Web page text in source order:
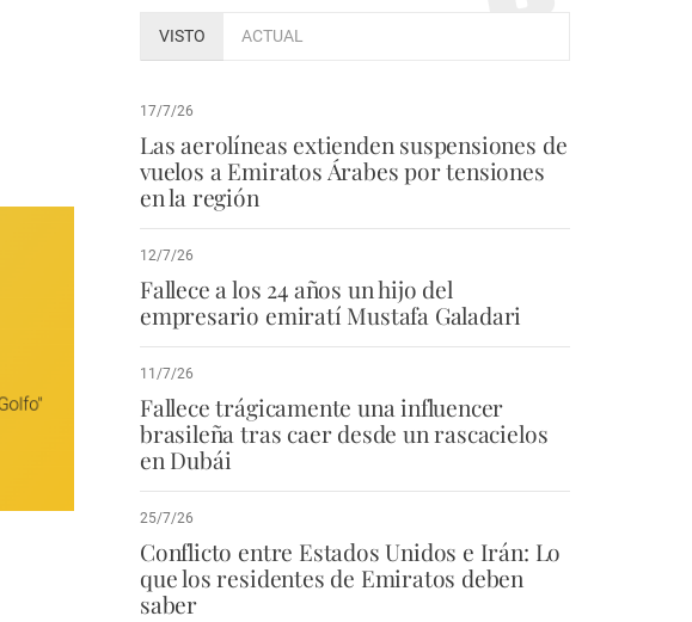
VISTO ACTUAL
17/7/26
Las aerolíneas extienden suspensiones de
vuelos a Emiratos Árabes por tensiones
en la región
12/7/26
Fallece a los 24 años un hijo del
empresario emiratí Mustafa Galadari
11/7/26
Fallece trágicamente una influencer
brasileña tras caer desde un rascacielos
en Dubái
25/7/26
Conflicto entre Estados Unidos e Irán: Lo
que los residentes de Emiratos deben
saber